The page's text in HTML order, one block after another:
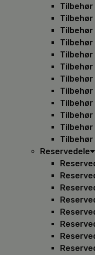
Tilbehør
Tilbehør
Tilbehør
Tilbehør
Reservedele